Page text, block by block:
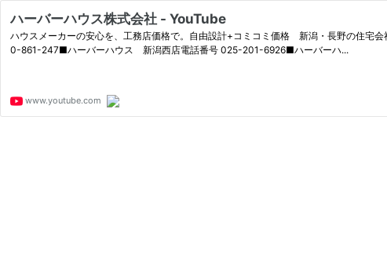
ハーバーハウス株式会社 - YouTube
ハウスメーカーの安心を、工務店価格で。自由設計+コミコミ価格 新潟・長野の住宅
0-861-247■ハーバーハウス 新潟西店電話番号 025-201-6926■ハーバーハ...
www.youtube.com